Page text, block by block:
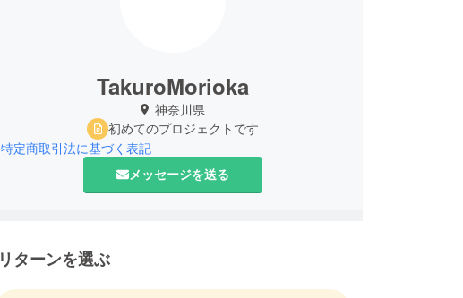
TakuroMorioka
神奈川県
初めてのプロジェクトです
特定商取引法に基づく表記
メッセージを送る
リターンを選ぶ